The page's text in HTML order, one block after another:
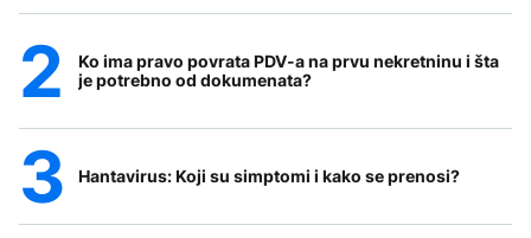
Ko ima pravo povrata PDV-a na prvu nekretninu i šta
je potrebno od dokumenata?
Hantavirus: Koji su simptomi i kako se prenosi?